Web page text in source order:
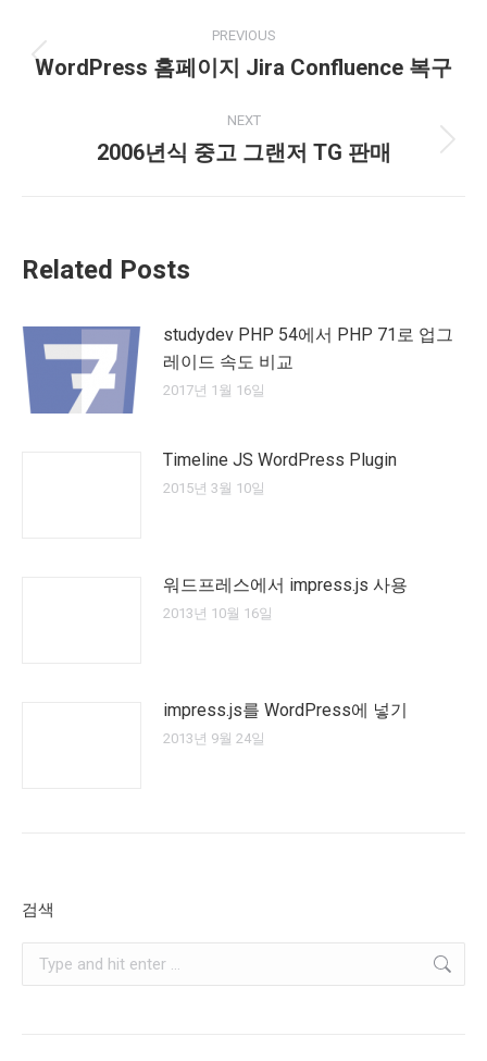
navigation
PREVIOUS
Previous
WordPress 홈페이지 Jira Confluence 복구
NEXT
Next
2006년식 중고 그랜저 TG 판매
Related Posts
studydev PHP 54에서 PHP 71로 업그
레이드 속도 비교
2017년 1월 16일
Timeline JS WordPress Plugin
2015년 3월 10일
워드프레스에서 impress.js 사용
2013년 10월 16일
impress.js를 WordPress에 넣기
2013년 9월 24일
검색